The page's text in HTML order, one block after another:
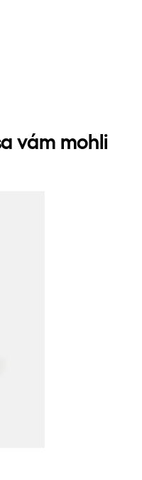
vám mohli